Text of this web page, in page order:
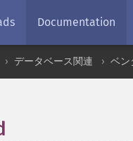
Documentation
データベース関連 ベン